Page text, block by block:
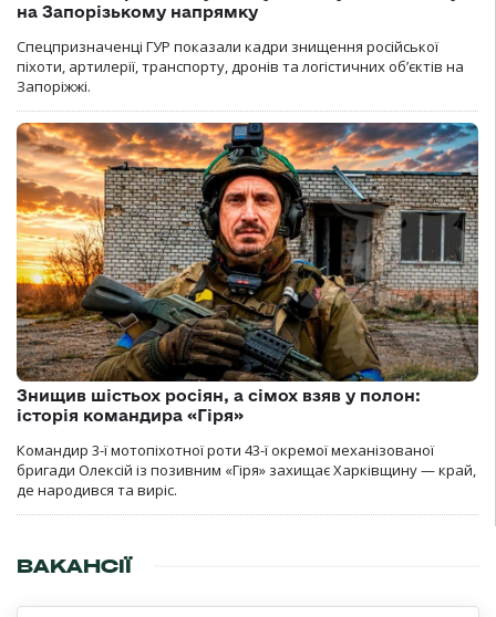
на Запорізькому напрямку
Спецпризначенці ГУР показали кадри знищення російської
піхоти, артилерії, транспорту, дронів та логістичних об’єктів на
Запоріжжі.
Знищив шістьох росіян, а сімох взяв у полон:
історія командира «Гіря»
Командир 3-ї мотопіхотної роти 43-ї окремої механізованої
бригади Олексій із позивним «Гіря» захищає Харківщину — край,
де народився та виріс.
ВАКАНСІЇ